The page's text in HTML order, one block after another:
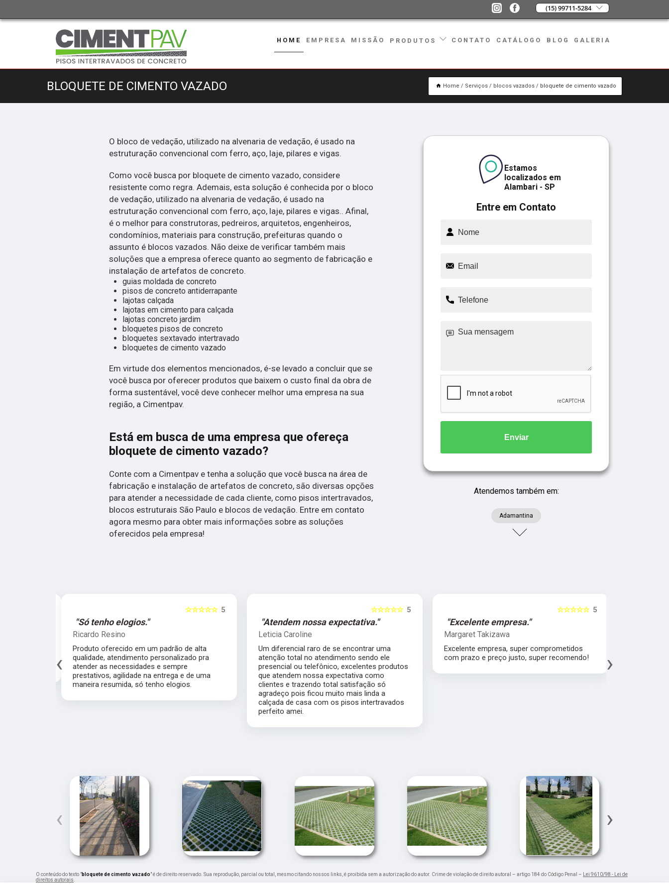
(15) 99711-5284
HOME EMPRESA MISSÃO PRODUTOS CONTATO CATÁLOGO BLOG GALERIA
BLOQUETE DE CIMENTO VAZADO Home Serviços blocos vazados bloquete de cimento vazado
O bloco de vedação, utilizado na alvenaria de vedação, é usado na
estruturação convencional com ferro, aço, laje, pilares e vigas.
Como você busca por bloquete de cimento vazado, considere
resistente como regra. Ademais, esta solução é conhecida por o bloco
de vedação, utilizado na alvenaria de vedação, é usado na
estruturação convencional com ferro, aço, laje, pilares e vigas.. Afinal,
é o melhor para construtoras, pedreiros, arquitetos, engenheiros,
condomínios, materiais para construção, prefeituras quando o
assunto é blocos vazados. Não deixe de verificar também mais
soluções que a empresa oferece quanto ao segmento de fabricação e
instalação de artefatos de concreto.
guias moldada de concreto
pisos de concreto antiderrapante
lajotas calçada
lajotas em cimento para calçada
lajotas concreto jardim
bloquetes pisos de concreto
bloquetes sextavado intertravado
bloquetes de cimento vazado
Em virtude dos elementos mencionados, é-se levado a concluir que se
você busca por oferecer produtos que baixem o custo final da obra de
forma sustentável, você deve conhecer melhor uma empresa na sua
região, a Cimentpav.
Está em busca de uma empresa que ofereça
bloquete de cimento vazado?
Conte com a Cimentpav e tenha a solução que você busca na área de
fabricação e instalação de artefatos de concreto, são diversas opções
para atender a necessidade de cada cliente, como pisos intertravados,
blocos estruturais São Paulo e blocos de vedação. Entre em contato
agora mesmo para obter mais informações sobre as soluções
oferecidos pela empresa!
Entre em Contato
Estamos
localizados em
Alambari - SP
Enviar
Atendemos também em:
Adamantina
5
☆☆☆☆☆
"Só tenho elogios."
Ricardo Resino
Produto oferecido em um padrão de alta
qualidade, atendimento personalizado pra
atender as necessidades e sempre
prestativos, agilidade na entrega e de uma
maneira resumida, só tenho elogios.
5
☆☆☆☆☆
"Atendem nossa expectativa."
Leticia Caroline
Um diferencial raro de se encontrar uma
atenção total no atendimento sendo ele
presencial ou telefônico, excelentes produtos
que atendem nossa expectativa como
clientes e trazendo total satisfação só
agradeço pois ficou muito mais linda a
calçada de casa com os pisos intertravados
perfeito amei.
5
☆☆☆☆☆
"Excelente empresa."
Margaret Takizawa
Excelente empresa, super comprometidos
com prazo e preço justo, super recomendo!
‹ ›
‹ ›
O conteúdo do texto "bloquete de cimento vazado" é de direito reservado. Sua reprodução, parcial ou total, mesmo citando nossos links, é proibida sem a autorização do autor. Crime de violação de direito autoral – artigo 184 do Código Penal – Lei 9610/98 - Lei de
direitos autorais.